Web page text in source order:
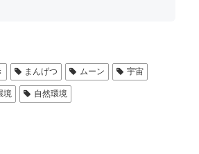
まんげつ ムーン 宇宙
境 自然環境